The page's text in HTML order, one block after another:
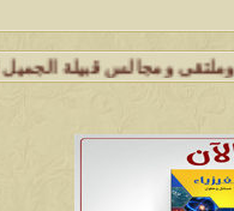
قبيلة الجميل الهلالية